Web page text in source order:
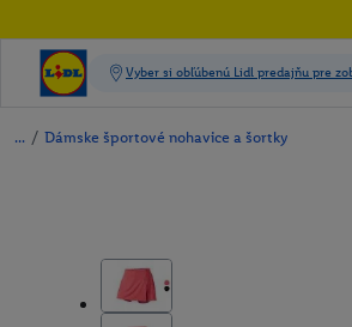
/ Dámske športové nohavice a šortky